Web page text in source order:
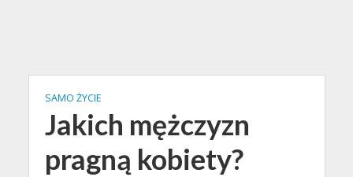
SAMO ŻYCIE
Jakich mężczyzn
pragną kobiety?